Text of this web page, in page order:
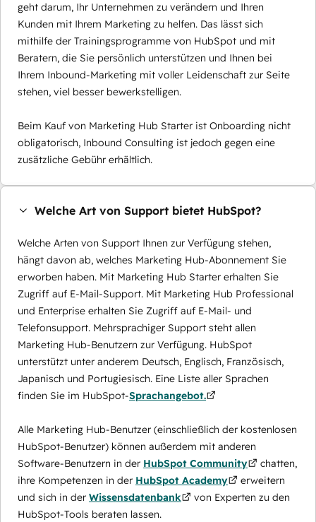
geht darum, Ihr Unternehmen zu verändern und Ihren
Kunden mit Ihrem Marketing zu helfen. Das lässt sich
mithilfe der Trainingsprogramme von HubSpot und mit
Beratern, die Sie persönlich unterstützen und Ihnen bei
Ihrem Inbound-Marketing mit voller Leidenschaft zur Seite
stehen, viel besser bewerkstelligen.
Beim Kauf von Marketing Hub Starter ist Onboarding nicht
obligatorisch, Inbound Consulting ist jedoch gegen eine
zusätzliche Gebühr erhältlich.
Welche Art von Support bietet HubSpot?
Welche Arten von Support Ihnen zur Verfügung stehen,
hängt davon ab, welches Marketing Hub-Abonnement Sie
erworben haben. Mit Marketing Hub Starter erhalten Sie
Zugriff auf E-Mail-Support. Mit Marketing Hub Professional
und Enterprise erhalten Sie Zugriff auf E-Mail- und
Telefonsupport. Mehrsprachiger Support steht allen
Marketing Hub-Benutzern zur Verfügung. HubSpot
unterstützt unter anderem Deutsch, Englisch, Französisch,
Japanisch und Portugiesisch. Eine Liste aller Sprachen
finden Sie im HubSpot-Sprachangebot.
Alle Marketing Hub-Benutzer (einschließlich der kostenlosen
HubSpot-Benutzer) können außerdem mit anderen
Software-Benutzern in der HubSpot Community
chatten,
ihre Kompetenzen in der HubSpot Academy
erweitern
und sich in der Wissensdatenbank
von Experten zu den
HubSpot-Tools beraten lassen.